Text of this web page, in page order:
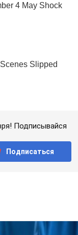
Подписывайся
Подписаться